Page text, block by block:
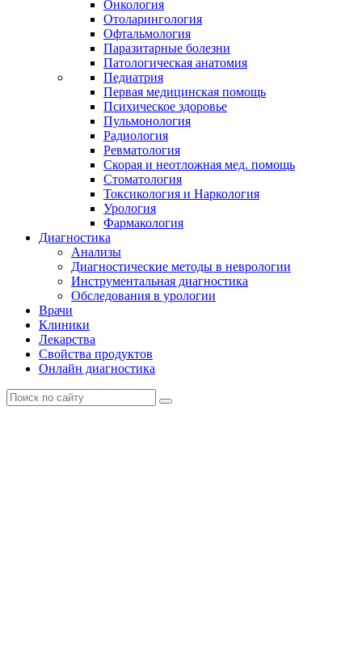
Онкология
Отоларингология
Офтальмология
Паразитарные болезни
Патологическая анатомия
Педиатрия
Первая медицинская помощь
Психическое здоровье
Пульмонология
Радиология
Ревматология
Скорая и неотложная мед. помощь
Стоматология
Токсикология и Наркология
Урология
Фармакология
Диагностика
Анализы
Диагностические методы в неврологии
Инструментальная диагностика
Обследования в урологии
Врачи
Клиники
Лекарства
Свойства продуктов
Онлайн диагностика